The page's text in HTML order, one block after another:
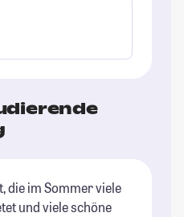
die im Sommer viele
und viele schöne